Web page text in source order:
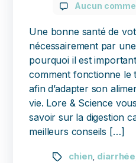
Aucun
Une bonne santé de
nécessairement par
pourquoi il est
comment fonctionne le
afin d’adapter son
vie. Lore & Science
savoir sur la digestion
meilleurs conseils […]
chien, diarrhée